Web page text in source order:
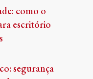
como o
escritório
segurança